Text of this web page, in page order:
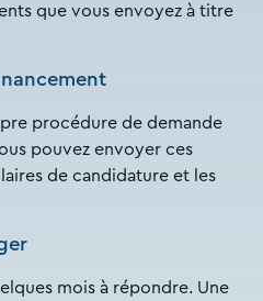
que vous envoyez à titre
procédure de demande
pouvez envoyer ces
de candidature et les
mois à répondre. Une